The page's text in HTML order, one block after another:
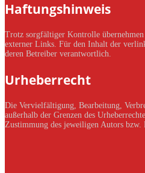
Haftungshinweis
Trotz sorgfältiger Kontrolle
externer Links. Für den Inhalt der
deren Betreiber verantwortlich.
Urheberrecht
Die Vervielfältigung, Bearbeitung,
außerhalb der Grenzen des
Zustimmung des jeweiligen Autors bzw.